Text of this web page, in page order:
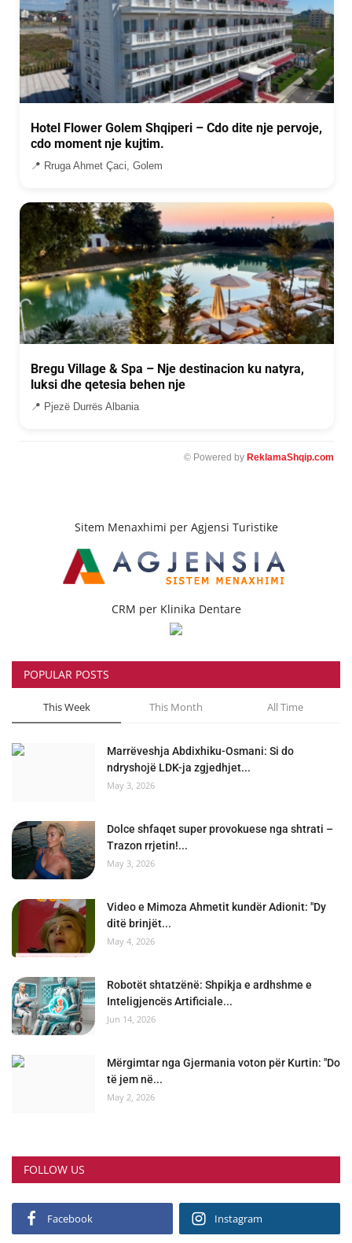
Hotel Flower Golem Shqiperi – Cdo dite nje pervoje,
cdo moment nje kujtim.
📍 Rruga Ahmet Çaci, Golem
Bregu Village & Spa – Nje destinacion ku natyra,
luksi dhe qetesia behen nje
📍 Pjezë Durrës Albania
© Powered by ReklamaShqip.com
Sitem Menaxhimi per Agjensi Turistike
CRM per Klinika Dentare
POPULAR POSTS
This Week This Month All Time
Marrëveshja Abdixhiku-Osmani: Si do
ndryshojë LDK-ja zgjedhjet...
May 3, 2026
Dolce shfaqet super provokuese nga shtrati –
Trazon rrjetin!...
May 3, 2026
Video e Mimoza Ahmetit kundër Adionit: "Dy
ditë brinjët...
May 4, 2026
Robotët shtatzënë: Shpikja e ardhshme e
Inteligjencës Artificiale...
Jun 14, 2026
Mërgimtar nga Gjermania voton për Kurtin: "Do
të jem në...
May 2, 2026
FOLLOW US
Facebook Instagram